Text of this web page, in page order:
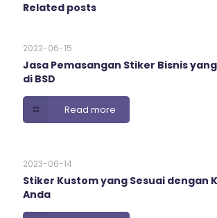
Related posts
2023-06-15
Jasa Pemasangan Stiker Bisnis
di BSD
Read more
2023-06-14
Stiker Kustom yang Sesuai dengan
Anda